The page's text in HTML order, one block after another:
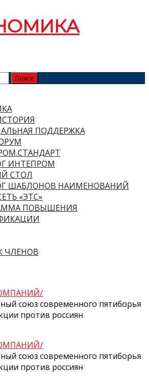
ПОДДЕРЖКА
ИНТЕПРОМ
СТОЛ
ШАБЛОНОВ НАИМЕНОВАНИЙ
«ЭТС»
ПОВЫШЕНИЯ
ЧЛЕНОВ
союз современного пятиборья
против россиян
союз современного пятиборья
против россиян